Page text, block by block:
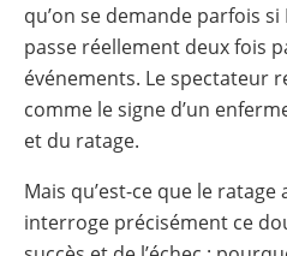
qu’on se demande parfois si
passe réellement deux fois
événements. Le spectateur
comme le signe d’un
et du ratage.
Mais qu’est-ce que le
interroge précisément ce